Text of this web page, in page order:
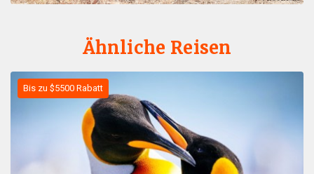
Ähnliche Reisen
Bis zu $5500 Rabatt